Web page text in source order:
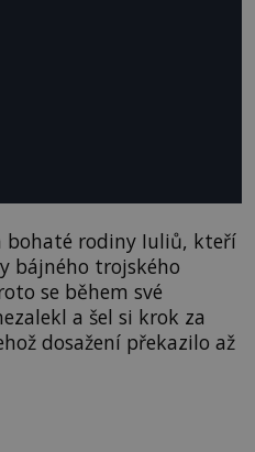
bohaté rodiny Iuliů, kteří
bájného trojského
se během své
a šel si krok za
dosažení překazilo až